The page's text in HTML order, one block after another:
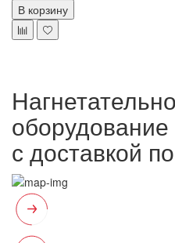
В корзину
оборудование
с доставкой